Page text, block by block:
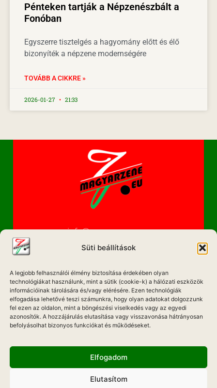
Süti beállítások
A legjobb felhasználói élmény biztosítása érdekében olyan
technológiákat használunk, mint a sütik (cookie-k) a hálózati eszközök
információinak tárolására és/vagy elérésére. Ezen technológiák
elfogadása lehetővé teszi számunkra, hogy olyan adatokat dolgozzunk
fel ezen az oldalon, mint a böngészési viselkedés vagy az egyedi
azonosítók. A hozzájárulás elutasítása vagy visszavonása hátrányosan
befolyásolhat bizonyos funkciókat és működéseket.
Elfogadom
Elutasítom
Pénteken tartják a Népzenészbált a
Fonóban
Egyszerre tisztelgés a hagyomány előtt és élő
bizonyíték a népzene modernségére
TOVÁBB A CIKKRE »
2026-01-27 21:33
info@magyarzene.eu
IMPRESSZUM
ETIKAI KÓDEX
MÉDIA AJÁNLAT
ADATKEZELÉSI NYILATKOZAT
Hadd Szóljon!